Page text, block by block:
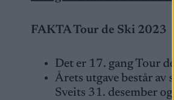
FAKTA Tour de Ski 2023
Det er 17. gang Tour de
Årets utgave består av
Sveits 31. desember